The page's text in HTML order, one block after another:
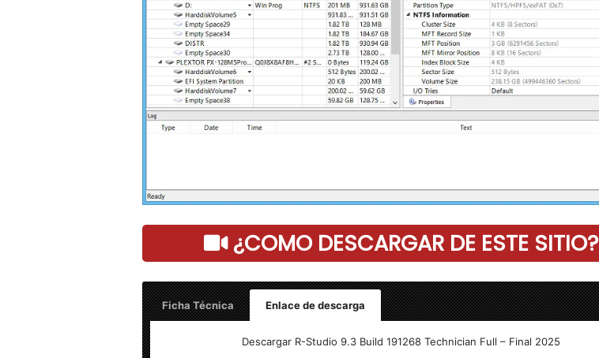
¿COMO DESCARGAR DE ESTE SITIO?
Ficha Técnica
Enlace de descarga
Descargar R-Studio 9.3 Build 191268 Technician Full – Final 2025